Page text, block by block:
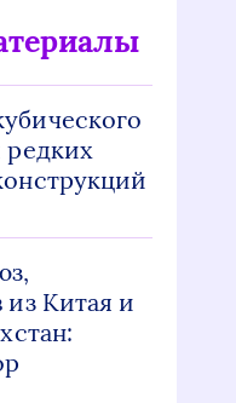
редких
из Китая и